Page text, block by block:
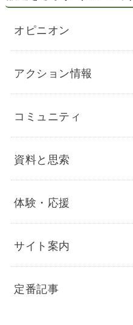
オピニオン
アクション情報
コミュニティ
資料と思索
体験・応援
サイト案内
定番記事